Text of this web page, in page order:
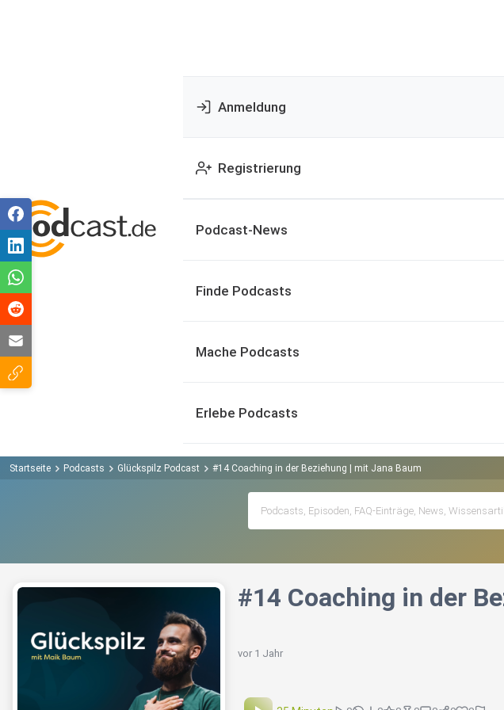
Anmeldung
Registrierung
Podcast-News
Finde Podcasts
Mache Podcasts
Erlebe Podcasts
Startseite Podcasts Glückspilz Podcast #14 Coaching in der Beziehung | mit Jana Baum
#14 Coaching in der
vor 1 Jahr